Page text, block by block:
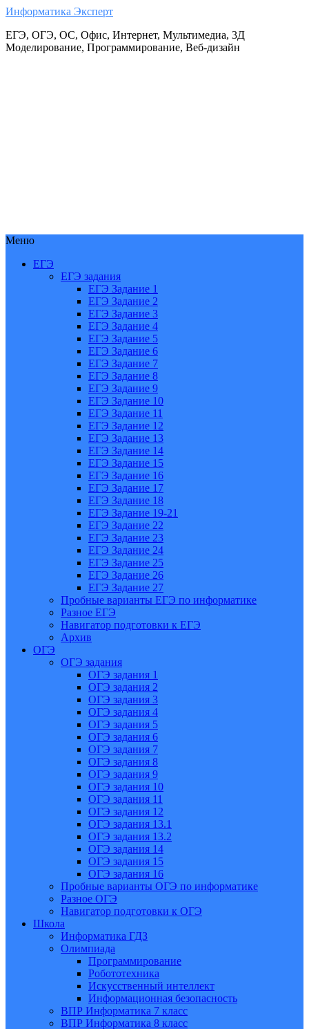
Информатика Эксперт
ЕГЭ, ОГЭ, ОС, Офис, Интернет, Мультимедиа, 3Д
Моделирование, Программирование, Веб-дизайн
Меню
ЕГЭ
ЕГЭ задания
ЕГЭ Задание 1
ЕГЭ Задание 2
ЕГЭ Задание 3
ЕГЭ Задание 4
ЕГЭ Задание 5
ЕГЭ Задание 6
ЕГЭ Задание 7
ЕГЭ Задание 8
ЕГЭ Задание 9
ЕГЭ Задание 10
ЕГЭ Задание 11
ЕГЭ Задание 12
ЕГЭ Задание 13
ЕГЭ Задание 14
ЕГЭ Задание 15
ЕГЭ Задание 16
ЕГЭ Задание 17
ЕГЭ Задание 18
ЕГЭ Задание 19-21
ЕГЭ Задание 22
ЕГЭ Задание 23
ЕГЭ Задание 24
ЕГЭ Задание 25
ЕГЭ Задание 26
ЕГЭ Задание 27
Пробные варианты ЕГЭ по информатике
Разное ЕГЭ
Навигатор подготовки к ЕГЭ
Архив
ОГЭ
ОГЭ задания
ОГЭ задания 1
ОГЭ задания 2
ОГЭ задания 3
ОГЭ задания 4
ОГЭ задания 5
ОГЭ задания 6
ОГЭ задания 7
ОГЭ задания 8
ОГЭ задания 9
ОГЭ задания 10
ОГЭ задания 11
ОГЭ задания 12
ОГЭ задания 13.1
ОГЭ задания 13.2
ОГЭ задания 14
ОГЭ задания 15
ОГЭ задания 16
Пробные варианты ОГЭ по информатике
Разное ОГЭ
Навигатор подготовки к ОГЭ
Школа
Информатика ГДЗ
Олимпиада
Программирование
Робототехника
Искусственный интеллект
Информационная безопасность
ВПР Информатика 7 класс
ВПР Информатика 8 класс